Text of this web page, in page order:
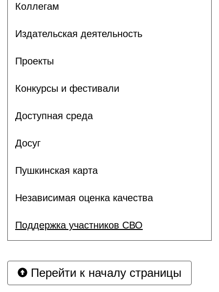
Коллегам
Издательская деятельность
Проекты
Конкурсы и фестивали
Доступная среда
Досуг
Пушкинская карта
Независимая оценка качества
Поддержка участников СВО
Перейти к началу страницы